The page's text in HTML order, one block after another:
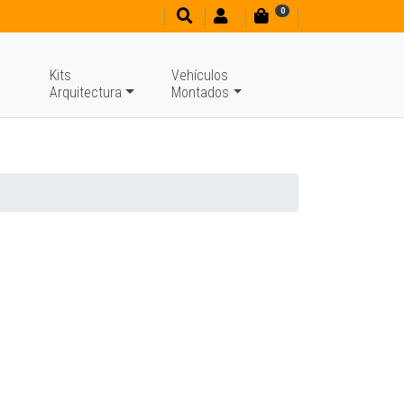
0
Kits
Arquitectura
Vehículos
Montados